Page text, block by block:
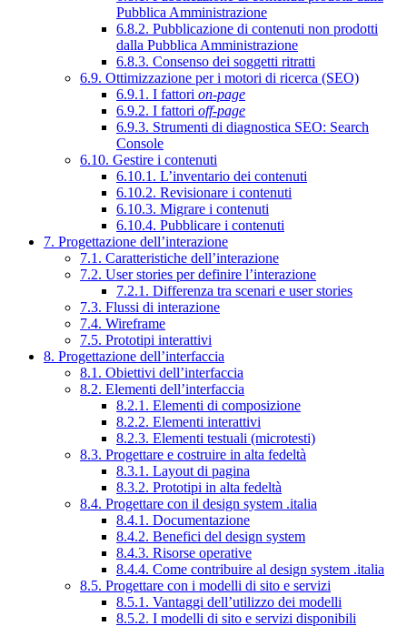
Pubblica Amministrazione
6.8.2. Pubblicazione di contenuti non prodotti
dalla Pubblica Amministrazione
6.8.3. Consenso dei soggetti ritratti
6.9. Ottimizzazione per i motori di ricerca (SEO)
6.9.1. I fattori on-page
6.9.2. I fattori off-page
6.9.3. Strumenti di diagnostica SEO: Search
Console
6.10. Gestire i contenuti
6.10.1. L’inventario dei contenuti
6.10.2. Revisionare i contenuti
6.10.3. Migrare i contenuti
6.10.4. Pubblicare i contenuti
7. Progettazione dell’interazione
7.1. Caratteristiche dell’interazione
7.2. User stories per definire l’interazione
7.2.1. Differenza tra scenari e user stories
7.3. Flussi di interazione
7.4. Wireframe
7.5. Prototipi interattivi
8. Progettazione dell’interfaccia
8.1. Obiettivi dell’interfaccia
8.2. Elementi dell’interfaccia
8.2.1. Elementi di composizione
8.2.2. Elementi interattivi
8.2.3. Elementi testuali (microtesti)
8.3. Progettare e costruire in alta fedeltà
8.3.1. Layout di pagina
8.3.2. Prototipi in alta fedeltà
8.4. Progettare con il design system .italia
8.4.1. Documentazione
8.4.2. Benefici del design system
8.4.3. Risorse operative
8.4.4. Come contribuire al design system .italia
8.5. Progettare con i modelli di sito e servizi
8.5.1. Vantaggi dell’utilizzo dei modelli
8.5.2. I modelli di sito e servizi disponibili